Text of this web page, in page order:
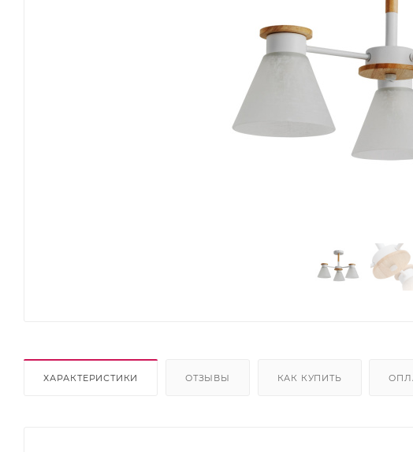
ХАРАКТЕРИСТИКИ ОТЗЫВЫ КАК КУПИТЬ